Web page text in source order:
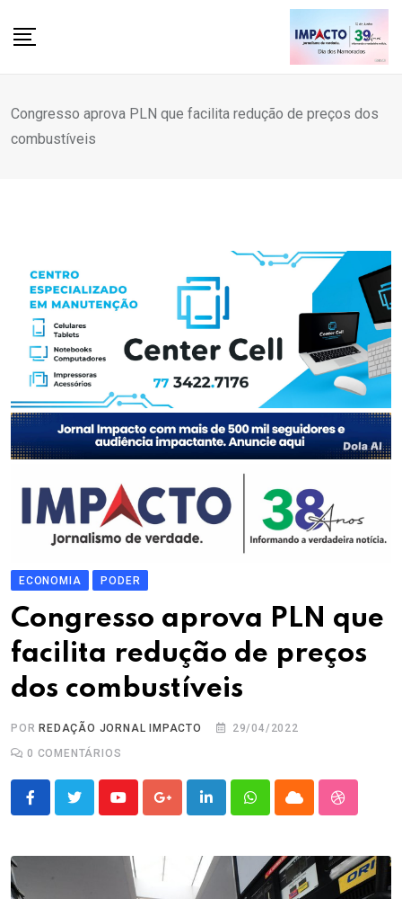
Congresso aprova PLN que facilita redução de preços dos
combustíveis
ECONOMIA PODER
Congresso aprova PLN que
facilita redução de preços
dos combustíveis
POR REDAÇÃO JORNAL IMPACTO
29/04/2022
0 COMENTÁRIOS
YoutubeGoogle+LinkedInWhatsappCloud